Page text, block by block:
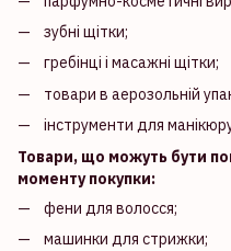
зубні щітки;
гребінці і масажні щітки;
товари в аерозольній
інструменти для
Товари, що можуть бути
моменту покупки:
фени для волосся;
машинки для стрижки;